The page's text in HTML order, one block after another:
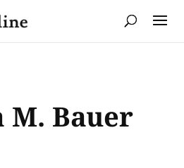
M. Bauer